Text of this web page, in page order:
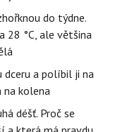
do týdne.
28 °C, ale většina
dceru a políbil ji na
na kolena
déšť. Proč se